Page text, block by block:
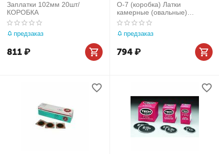
Заплатки 102мм 20шт/
КОРОБКА
предзаказ
811₽
О-7 (коробка) Латки
камерные (овальные)
70х150мм 20шт
предзаказ
794₽